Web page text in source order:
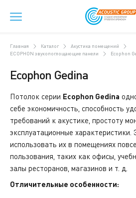
Главная Каталог
Акустика помещений
ECOPHON звукопоглощающие панели
Ecophon
Ecophon Gedina
Потолок серии Ecophon Gedina
себе экономичность, способность
требований к акустике, простоту
эксплуатационные характеристики.
использовать их в помещениях
пользования, таких как офисы,
залы ресторанов, магазинов и т. д.
Отличительные особенности: